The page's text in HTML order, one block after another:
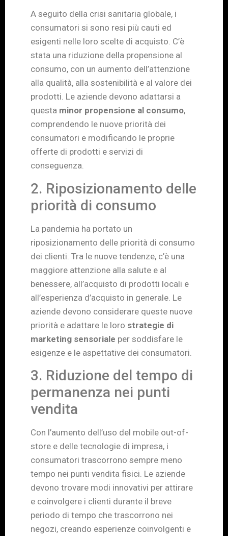
A seguito della crisi sanitaria globale, i
consumatori si sono resi più cauti ed
esigenti nelle loro scelte di acquisto. C’è
stata una riduzione della propensione al
consumo, con un aumento dell’attenzione
alla qualità, alla sostenibilità e al valore dei
prodotti. Le aziende devono adattarsi a
questa minor propensione al consumo,
comprendendo le nuove priorità dei
consumatori e modificando le proprie
offerte di prodotti e servizi di
conseguenza.
2. Riposizionamento delle
priorità di consumo
La pandemia ha portato un
riposizionamento delle priorità di consumo
dei clienti. Tra le nuove tendenze, c’è una
maggiore attenzione alla salute e al
benessere, all’acquisto di prodotti locali e
all’esperienza d’acquisto in generale. Le
aziende devono considerare queste nuove
priorità e adattare le loro strategie di
marketing sensoriale per soddisfare le
esigenze e le aspettative dei consumatori.
3. Riduzione del tempo di
permanenza nei punti
vendita
Con l’aumento dell’uso del mobile out-of-
store e delle tecnologie di impresa, i
consumatori trascorrono sempre meno
tempo nei punti vendita fisici. Le aziende
devono trovare modi innovativi per attirare
e coinvolgere i clienti durante il breve
periodo di tempo che trascorrono nei
negozi, creando esperienze coinvolgenti e